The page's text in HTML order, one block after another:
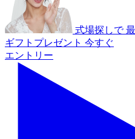
式場探しで
ギフトプレゼント 今すぐ
エントリー